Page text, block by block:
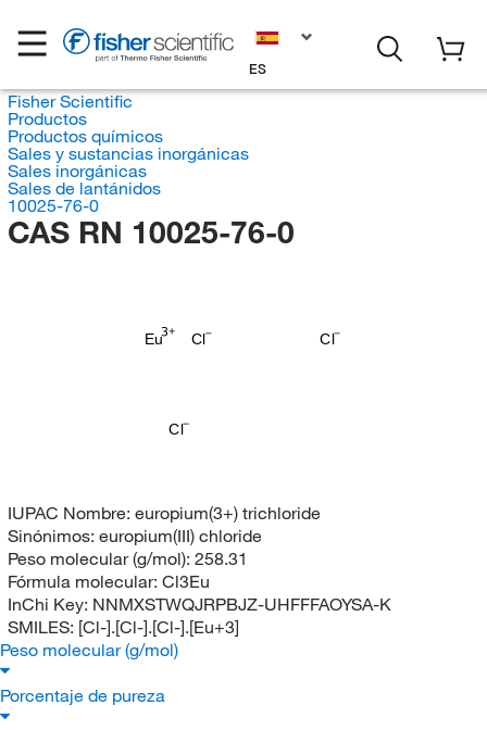
ES
Fisher Scientific
Productos
Productos químicos
Sales y sustancias inorgánicas
Sales inorgánicas
Sales de lantánidos
10025-76-0
CAS RN 10025-76-0
Cl Cl
Cl
Eu
IUPAC Nombre: europium(3+) trichloride
Sinónimos: europium(III) chloride
Peso molecular (g/mol): 258.31
Fórmula molecular: Cl3Eu
InChi Key: NNMXSTWQJRPBJZ-UHFFFAOYSA-K
SMILES: [Cl-].[Cl-].[Cl-].[Eu+3]
Peso molecular (g/mol)
Porcentaje de pureza